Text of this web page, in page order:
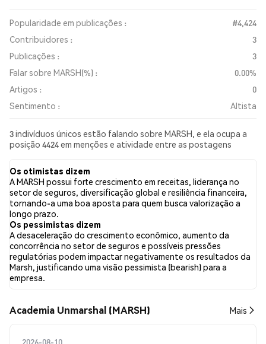
Popularidade em publicações :
#4,424
Contribuidores :
3
Publicações :
3
Falar sobre MARSH(%) :
0.00%
Artigos :
0
Sentimento :
Altista
3 indivíduos únicos estão falando sobre MARSH, e ela ocupa a
posição 4424 em menções e atividade entre as postagens
MARSH em todas as redes sociais foi Altista. Por fim, foram
publicados 0 artigos de notícias sobre MARSH. No Twitter,
100.00% dos tweets apresentaram um sentimento otimista em
comparação com 0.00% dos tweets com sentimento pessimista
sobre MARSH. 0.00% dos tweets foram neutros em relação a
MARSH. Esses sentimentos são baseados em 1 tweets.
Os otimistas dizem
A MARSH possui forte crescimento em receitas, liderança no
setor de seguros, diversificação global e resiliência financeira,
tornando-a uma boa aposta para quem busca valorização a
longo prazo.
Os pessimistas dizem
A desaceleração do crescimento econômico, aumento da
concorrência no setor de seguros e possíveis pressões
regulatórias podem impactar negativamente os resultados da
Marsh, justificando uma visão pessimista (bearish) para a
empresa.
Academia Unmarshal (MARSH) Mais
2026-08-10